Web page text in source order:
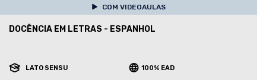
COM VIDEOAULAS
DOCÊNCIA EM LETRAS - ESPANHOL
LATO SENSU 100% EAD